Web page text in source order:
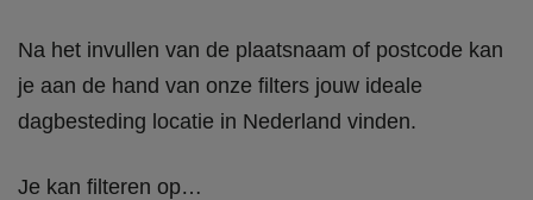
Na het invullen van de plaatsnaam of postcode kan
je aan de hand van onze filters jouw ideale
dagbesteding locatie in Nederland vinden.
Je kan filteren op…